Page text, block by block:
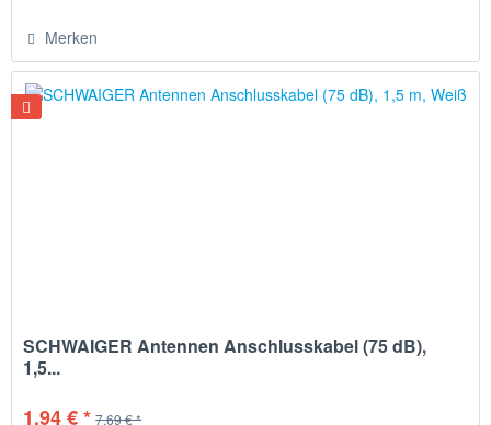
Merken
SCHWAIGER Antennen Anschlusskabel (75 dB),
1,5...
1,94 € * 7,69 € *